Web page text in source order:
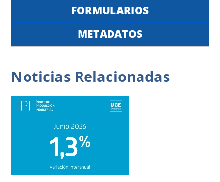
FORMULARIOS
METADATOS
NoticiasRelacionadas